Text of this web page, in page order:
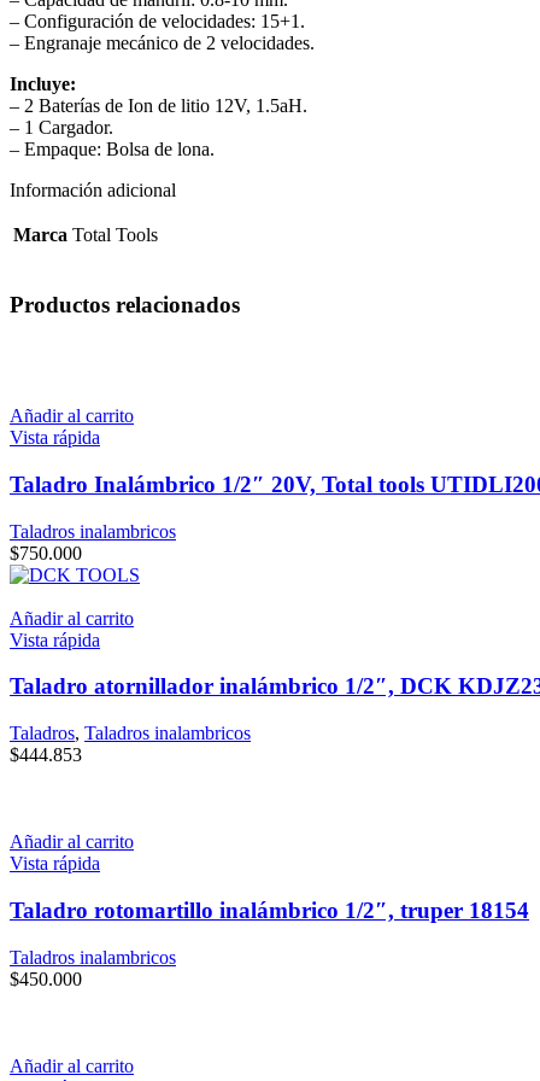
– Configuración de velocidades: 15+1.
– Engranaje mecánico de 2 velocidades.
Incluye:
– 2 Baterías de Ion de litio 12V, 1.5aH.
– 1 Cargador.
– Empaque: Bolsa de lona.
Información adicional
Marca Total Tools
Productos relacionados
Añadir al carrito
Vista rápida
Taladro Inalámbrico 1/2″ 20V, Total tools
Taladros inalambricos
$750.000
Añadir al carrito
Vista rápida
Taladro atornillador inalámbrico 1/2″, DCK
Taladros, Taladros inalambricos
$444.853
Añadir al carrito
Vista rápida
Taladro rotomartillo inalámbrico 1/2″, truper 18154
Taladros inalambricos
$450.000
Añadir al carrito